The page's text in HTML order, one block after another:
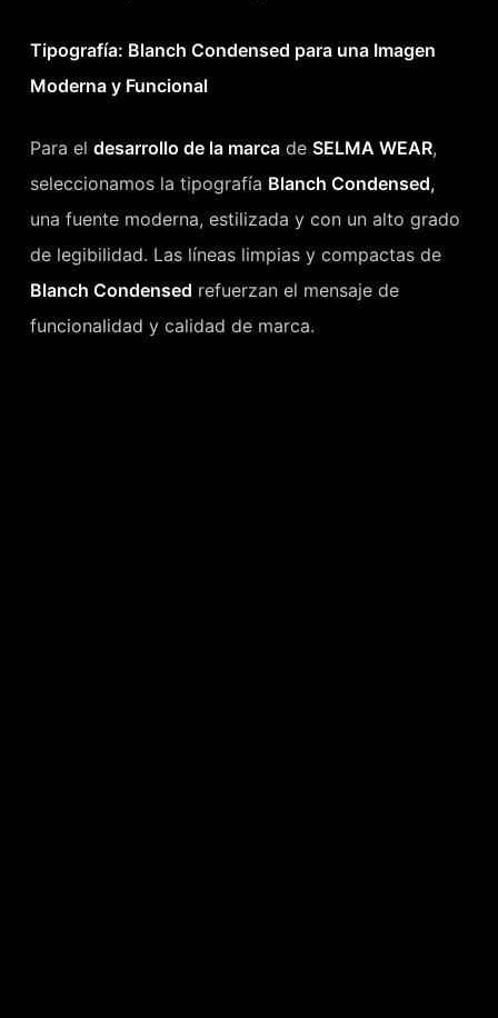
Tipografía: Blanch Condensed para una Imagen
Moderna y Funcional
Para el desarrollo de la marca de SELMA WEAR,
seleccionamos la tipografía Blanch Condensed,
una fuente moderna, estilizada y con un alto grado
de legibilidad. Las líneas limpias y compactas de
Blanch Condensed refuerzan el mensaje de
funcionalidad y calidad de marca.